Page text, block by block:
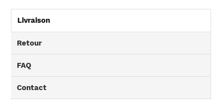
Livraison
Retour
FAQ
Contact